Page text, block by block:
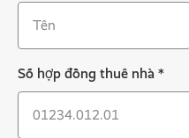
Số hợp đồng thuê nhà *